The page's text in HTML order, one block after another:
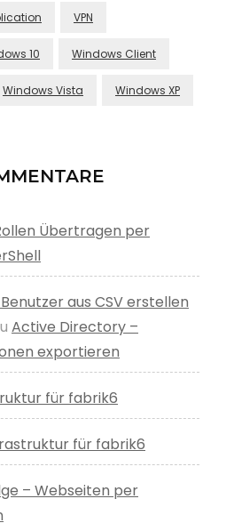
VPN
10 Windows Client
Windows Vista Windows XP
Übertragen per
aus CSV erstellen
Active Directory –
exportieren
für fabrik6
für fabrik6
– Webseiten per